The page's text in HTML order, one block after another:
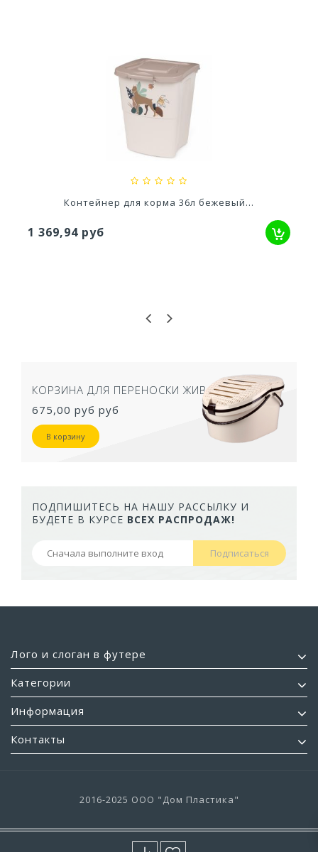
Ускоритель компоста 60гр
Контейнер для корма 6 л с ложкой зеленый...
211,98 руб
КОРЗИНА ДЛЯ ПЕРЕНОСКИ ЖИВОТНЫХ
675,00 руб руб
В корзину
ПОДПИШИТЕСЬ НА НАШУ РАССЫЛКУ И
БУДЕТЕ В КУРСЕ ВСЕХ РАСПРОДАЖ!
Подписаться
Лого и слоган в футере
Категории
Информация
Контакты
2016-2025 ООО "Дом Пластика"